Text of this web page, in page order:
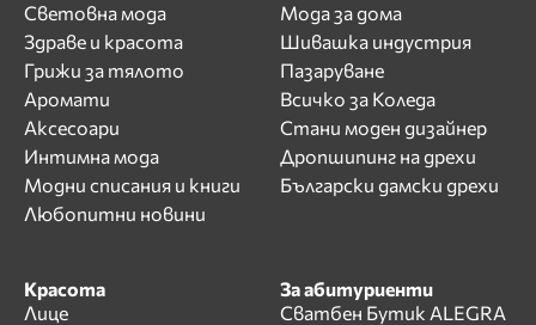
Световна мода
Здраве и красота
Грижи за тялото
Аромати
Аксесоари
Интимна мода
Модни списания и книги
Любопитни новини
Мода за дома
Шивашка индустрия
Пазаруване
Всичко за Коледа
Стани моден дизайнер
Дропшипинг на дрехи
Български дамски дрехи
Красота
Лице
За абитуриенти
Сватбен Бутик ALEGRA